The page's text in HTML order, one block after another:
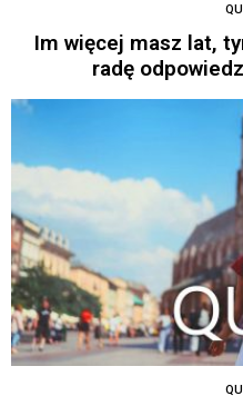
Im więcej masz lat,
radę